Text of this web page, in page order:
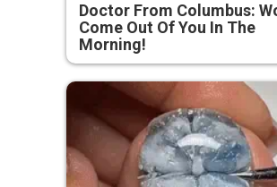
Doctor From Columbus:
Come Out Of You In The
Morning!